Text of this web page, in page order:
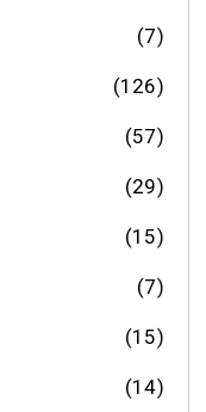
(7)
(126)
(57)
(29)
(15)
(7)
(15)
(14)